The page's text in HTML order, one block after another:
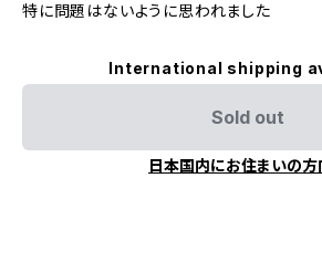
特に問題はないように思われました
International shipping
Sold out
日本国内にお住まいの方